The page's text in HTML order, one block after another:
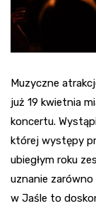
Muzyczne
już 19 kwietnia
koncertu.
której występy
ubiegłym roku
uznanie
w Jaśle to